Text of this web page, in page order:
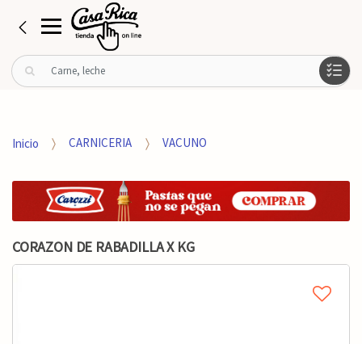
B
u
r
o
Inicio CARNICERIA VACUNO
CORAZON DE RABADILLA X KG